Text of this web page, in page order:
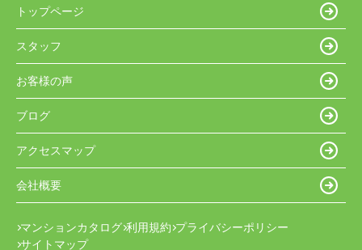
トップページ
スタッフ
お客様の声
ブログ
アクセスマップ
会社概要
マンションカタログ 利用規約 プライバシーポリシー
サイトマップ